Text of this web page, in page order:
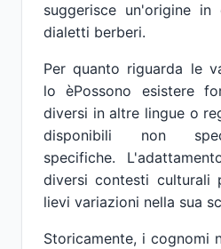
suggerisce un'origine
dialetti berberi.
Per quanto riguarda le
lo èPossono esistere
diversi in altre lingue o
disponibili non
specifiche.
diversi contesti culturali
lievi variazioni nella sua
Storicamente, i cognomi